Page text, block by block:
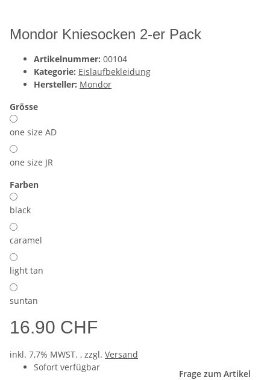
Mondor Kniesocken 2-er Pack
Artikelnummer: 00104
Kategorie: Eislaufbekleidung
Hersteller: Mondor
Grösse
one size AD
one size JR
Farben
black
caramel
light tan
suntan
16.90 CHF
inkl. 7,7% MWST. , zzgl. Versand
Sofort verfügbar
Frage zum Artikel